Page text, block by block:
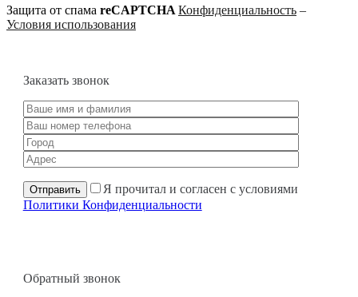
Защита от спама reCAPTCHA Конфиденциальность –
Условия использования
Заказать звонок
Я прочитал и согласен с условиями
Политики Конфиденциальности
Обратный звонок